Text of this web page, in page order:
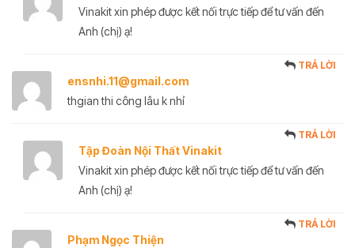
Vinakit xin phép được kết nối trực tiếp để tư vấn đến
Anh (chị) ạ!
ensnhi.11@gmail.com
TRẢ LỜI
thgian thi công lâu k nhỉ
Tập Đoàn Nội Thất Vinakit
TRẢ LỜI
Vinakit xin phép được kết nối trực tiếp để tư vấn đến
Anh (chị) ạ!
Phạm Ngọc Thiện
TRẢ LỜI